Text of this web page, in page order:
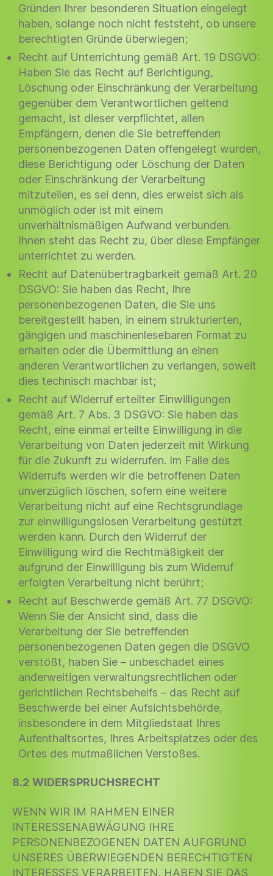
Gründen Ihrer besonderen Situation eingelegt
haben, solange noch nicht feststeht, ob unsere
berechtigten Gründe überwiegen;
Recht auf Unterrichtung gemäß Art. 19 DSGVO:
Haben Sie das Recht auf Berichtigung,
Löschung oder Einschränkung der Verarbeitung
gegenüber dem Verantwortlichen geltend
gemacht, ist dieser verpflichtet, allen
Empfängern, denen die Sie betreffenden
personenbezogenen Daten offengelegt wurden,
diese Berichtigung oder Löschung der Daten
oder Einschränkung der Verarbeitung
mitzuteilen, es sei denn, dies erweist sich als
unmöglich oder ist mit einem
unverhältnismäßigen Aufwand verbunden.
Ihnen steht das Recht zu, über diese Empfänger
unterrichtet zu werden.
Recht auf Datenübertragbarkeit gemäß Art. 20
DSGVO: Sie haben das Recht, Ihre
personenbezogenen Daten, die Sie uns
bereitgestellt haben, in einem strukturierten,
gängigen und maschinenlesebaren Format zu
erhalten oder die Übermittlung an einen
anderen Verantwortlichen zu verlangen, soweit
dies technisch machbar ist;
Recht auf Widerruf erteilter Einwilligungen
gemäß Art. 7 Abs. 3 DSGVO: Sie haben das
Recht, eine einmal erteilte Einwilligung in die
Verarbeitung von Daten jederzeit mit Wirkung
für die Zukunft zu widerrufen. Im Falle des
Widerrufs werden wir die betroffenen Daten
unverzüglich löschen, sofern eine weitere
Verarbeitung nicht auf eine Rechtsgrundlage
zur einwilligungslosen Verarbeitung gestützt
werden kann. Durch den Widerruf der
Einwilligung wird die Rechtmäßigkeit der
aufgrund der Einwilligung bis zum Widerruf
erfolgten Verarbeitung nicht berührt;
Recht auf Beschwerde gemäß Art. 77 DSGVO:
Wenn Sie der Ansicht sind, dass die
Verarbeitung der Sie betreffenden
personenbezogenen Daten gegen die DSGVO
verstößt, haben Sie – unbeschadet eines
anderweitigen verwaltungsrechtlichen oder
gerichtlichen Rechtsbehelfs – das Recht auf
Beschwerde bei einer Aufsichtsbehörde,
insbesondere in dem Mitgliedstaat Ihres
Aufenthaltsortes, Ihres Arbeitsplatzes oder des
Ortes des mutmaßlichen Verstoßes.
8.2 WIDERSPRUCHSRECHT
WENN WIR IM RAHMEN EINER
INTERESSENABWÄGUNG IHRE
PERSONENBEZOGENEN DATEN AUFGRUND
UNSERES ÜBERWIEGENDEN BERECHTIGTEN
INTERESSES VERARBEITEN, HABEN SIE DAS